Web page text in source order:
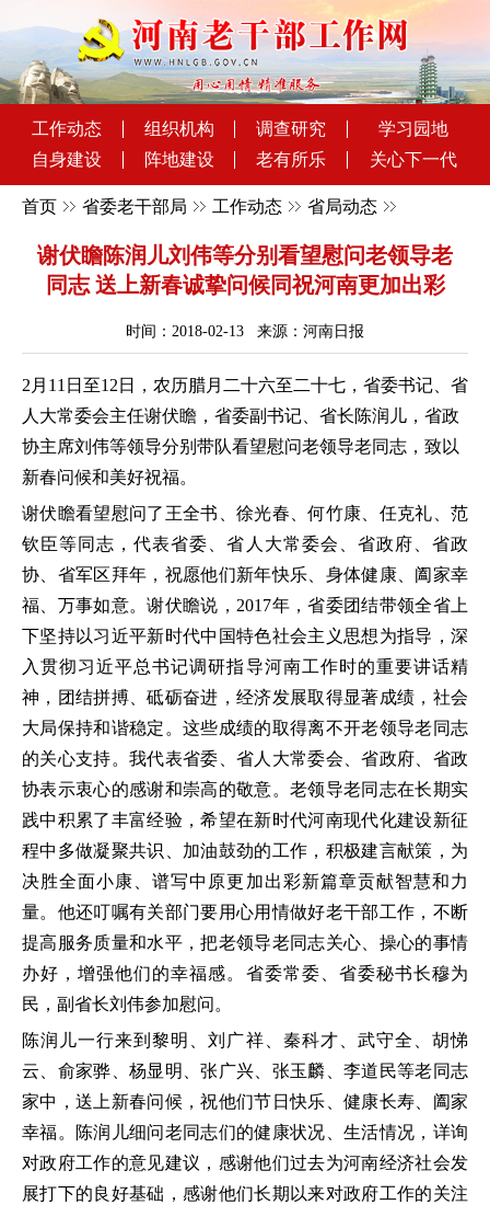
工作动态 组织机构 调查研究
学习园地
自身建设
阵地建设 老有所乐 关心下一代
首页 省委老干部局 工作动态 省局动态
谢伏瞻陈润儿刘伟等分别看望慰问老领导老
同志 送上新春诚挚问候同祝河南更加出彩
时间：2018-02-13 来源：河南日报
2月11日至12日，农历腊月二十六至二十七，省委书记、省
人大常委会主任谢伏瞻，省委副书记、省长陈润儿，省政
协主席刘伟等领导分别带队看望慰问老领导老同志，致以
新春问候和美好祝福。
谢伏瞻看望慰问了王全书、徐光春、何竹康、任克礼、范
钦臣等同志，代表省委、省人大常委会、省政府、省政
协、省军区拜年，祝愿他们新年快乐、身体健康、阖家幸
福、万事如意。谢伏瞻说，2017年，省委团结带领全省上
下坚持以习近平新时代中国特色社会主义思想为指导，深
入贯彻习近平总书记调研指导河南工作时的重要讲话精
神，团结拼搏、砥砺奋进，经济发展取得显著成绩，社会
大局保持和谐稳定。这些成绩的取得离不开老领导老同志
的关心支持。我代表省委、省人大常委会、省政府、省政
协表示衷心的感谢和崇高的敬意。老领导老同志在长期实
践中积累了丰富经验，希望在新时代河南现代化建设新征
程中多做凝聚共识、加油鼓劲的工作，积极建言献策，为
决胜全面小康、谱写中原更加出彩新篇章贡献智慧和力
量。他还叮嘱有关部门要用心用情做好老干部工作，不断
提高服务质量和水平，把老领导老同志关心、操心的事情
办好，增强他们的幸福感。省委常委、省委秘书长穆为
民，副省长刘伟参加慰问。
陈润儿一行来到黎明、刘广祥、秦科才、武守全、胡悌
云、俞家骅、杨显明、张广兴、张玉麟、李道民等老同志
家中，送上新春问候，祝他们节日快乐、健康长寿、阖家
幸福。陈润儿细问老同志们的健康状况、生活情况，详询
对政府工作的意见建议，感谢他们过去为河南经济社会发
展打下的良好基础，感谢他们长期以来对政府工作的关注